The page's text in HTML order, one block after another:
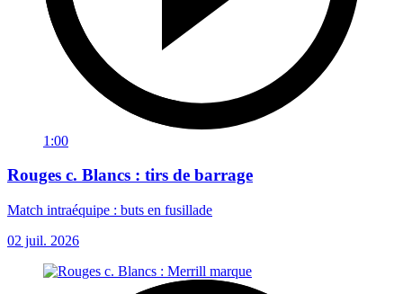
1:00
Rouges c. Blancs : tirs de barrage
Match intraéquipe : buts en fusillade
02 juil. 2026